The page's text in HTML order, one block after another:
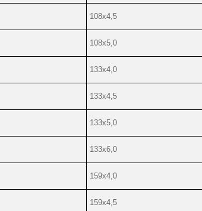
108х4,5
108х5,0
133х4,0
133х4,5
133х5,0
133х6,0
159х4,0
159х4,5